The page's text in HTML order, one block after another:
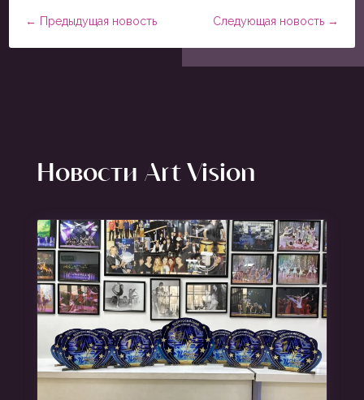
← Предыдущая новость Следующая новость→
Новости Art Vision